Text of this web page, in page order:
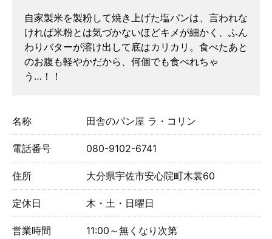
自家製米を製粉して焼き上げた塩パンは、言われな
ければ米粉とは気づかないほどキメが細かく、ふん
わりバターが溶け出して底はカリカリ。食べたあと
のお腹も軽やかだから、何個でも食べれちゃ
う…！！
名称 田舎のパン屋 ラ・コリン
電話番号 080-9102-6741
住所 大分県宇佐市安心院町木裳60
定休日 木・土・日曜日
営業時間 11:00～無くなり次第